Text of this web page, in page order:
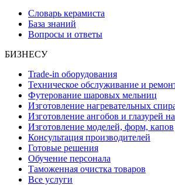
Словарь керамиста
База знаний
Вопросы и ответы
БИЗНЕСУ
Trade-in оборудования
Техническое обслуживание и
Футерование шаровых мельниц
Изготовление нагревательных
Изготовление ангобов и глазурей на
Изготовление моделей, форм, капов
Консультация производителей
Готовые решения
Обучение персонала
Таможенная очистка товаров
Все услуги